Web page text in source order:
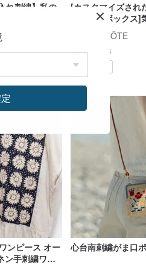
れ刺繍】私の
[カスタマイズされ
ンギフトボックス
ファインバージョ
ンヘッドバンド
CÔTE À CÔTE
US$ 19.16
カスタム可
ンピース オー
ン手刺繍ワン
心台南刺繍がま口